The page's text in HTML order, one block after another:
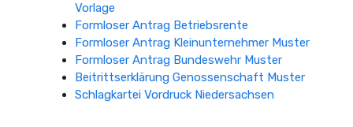
Vorlage
Formloser Antrag Betriebsrente
Formloser Antrag Kleinunternehmer Muster
Formloser Antrag Bundeswehr Muster
Beitrittserklärung Genossenschaft Muster
Schlagkartei Vordruck Niedersachsen